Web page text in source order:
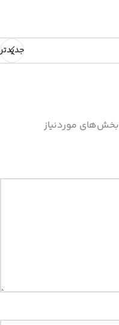
جدیدتر
بخش‌های موردنیاز